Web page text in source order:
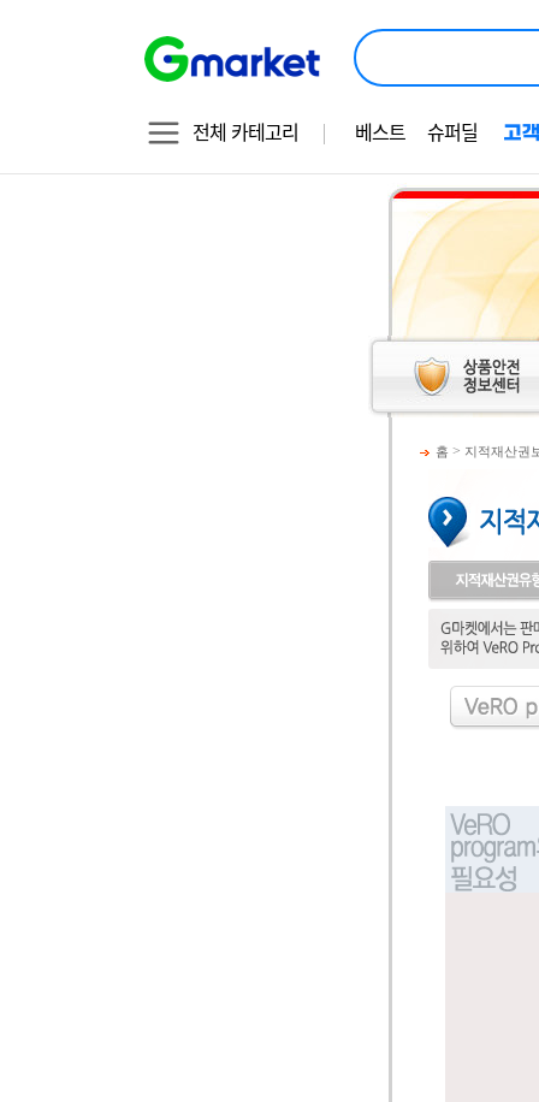
전체 카테고리 베스트 슈퍼딜
홈 > 지적재산권